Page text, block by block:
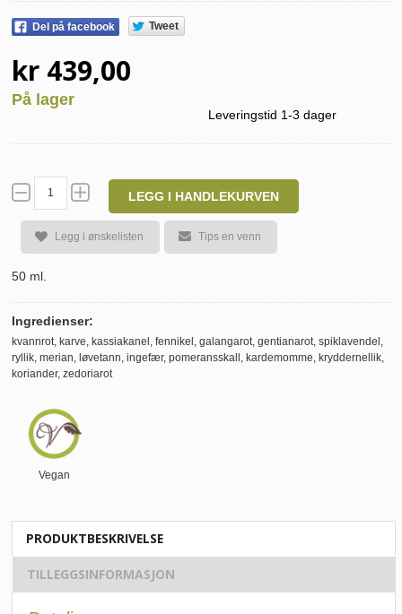
Del på facebook Tweet
kr 439,00
På lager
Leveringstid 1-3 dager
LEGG I HANDLEKURVEN
Legg i ønskelisten Tips en venn
50 ml.
Ingredienser:
kvannrot, karve, kassiakanel, fennikel, galangarot, gentianarot, spiklavendel,
ryllik, merian, løvetann, ingefær, pomeransskall, kardemomme, kryddernellik,
koriander, zedoriarot
Vegan
PRODUKTBESKRIVELSE
TILLEGGSINFORMASJON